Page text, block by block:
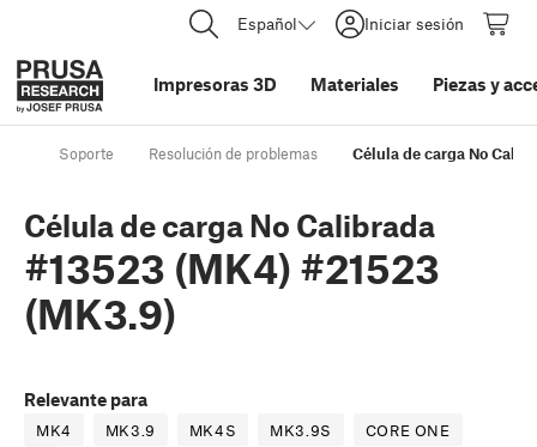
Español Iniciar sesión
Impresoras 3D Materiales Piezas y
Soporte Resolución de problemas Célula de carga No
Célula de carga No Calibrada
#13523 (MK4) #21523
(MK3.9)
Relevante para
MK4 MK3.9 MK4S MK3.9S
CORE ONE